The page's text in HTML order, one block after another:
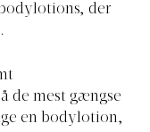
der
de mest gængse
en bodylotion,